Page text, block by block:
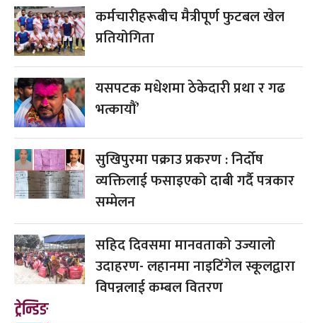
कर्मचारीहरूबीच मैत्रीपूर्ण फुटबल खेल
प्रतियोगिता
यसपटक मधेशमा ठेकेदारी प्रथा र गढ
भत्कायौं’
सुखिपुरमा पक्राउ प्रकरण : निर्दोष
व्यक्तिलाई फसाइएको दाबी गर्दै पत्रकार
सम्मेलन
सहिद दिवसमा मानवताको उज्यालो
उदाहरण- लहानमा नाइटिंगेल स्कूलद्वारा
विपन्नलाई कम्बल वितरण
ट्रेन्डिङ